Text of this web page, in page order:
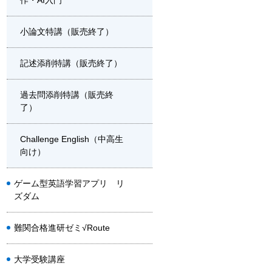
小論文特講（販売終了）
記述添削特講（販売終了）
過去問添削特講（販売終
了）
Challenge English（中高生
向け）
ゲーム型英語学習アプリ リ
ズダム
難関合格進研ゼミ√Route
大学受験講座